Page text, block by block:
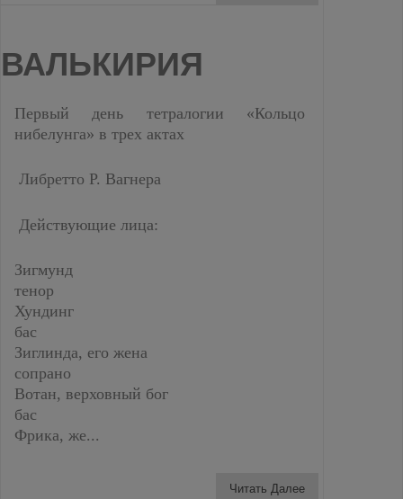
ВАЛЬКИРИЯ
Первый день тетралогии «Кольцо
нибелунга» в трех актах
Либретто Р. Вагнера
Действующие лица:
Зигмунд
тенор
Хундинг
бас
Зиглинда, его жена
сопрано
Вотан, верховный бог
бас
Фрика, же...
Читать Далее